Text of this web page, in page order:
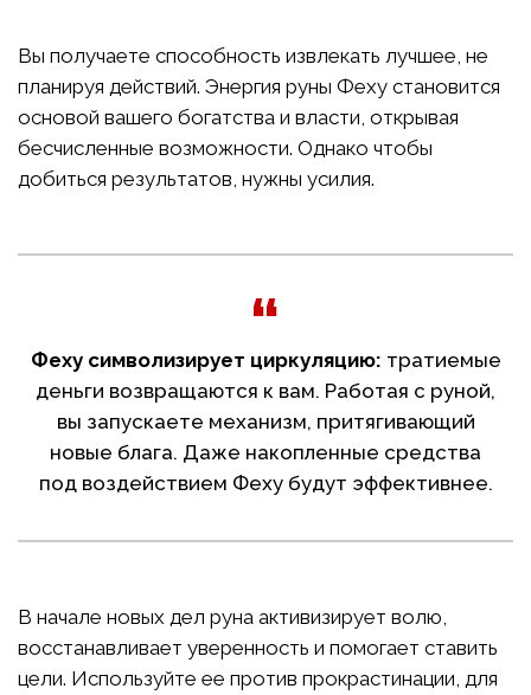
Вы получаете способность извлекать лучшее, не
планируя действий. Энергия руны Феху становится
основой вашего богатства и власти, открывая
бесчисленные возможности. Однако чтобы
добиться результатов, нужны усилия.
Феху символизирует циркуляцию: тратиемые
деньги возвращаются к вам. Работая с руной,
вы запускаете механизм, притягивающий
новые блага. Даже накопленные средства
под воздействием Феху будут эффективнее.
В начале новых дел руна активизирует волю,
восстанавливает уверенность и помогает ставить
цели. Используйте ее против прокрастинации, для